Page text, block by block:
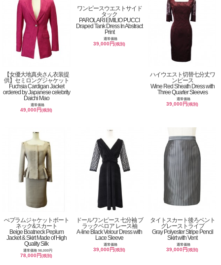
【女優大地真央さん衣装提
供】セミロングジャケット
Fuchsia Cardigan Jacket
ordered by Japanese celebrity
Daichi Mao
通常価格
49,000円(税別)
ワンピースウエストサイド
タック
PAROLARI EMILIO PUCCI
Draped Tank Dress In Abstract
Print
通常価格
39,000円(税別)
ハイウエスト切替七分丈ワ
ンピース
Wine Red Sheath Dress with
Three Quarter Sleeves
通常価格
39,000円(税別)
ぺプラムジャケットボート
ネック&スカート
Beige Boatneck Peplum
Jacket & Skirt Made of High
Quality Silk
通常価格 98,000円
78,000円(税別)
ドールワンピース 七分袖 ブ
ラックベロア レース袖
A-line Black Velour Dress with
Lace Sleeve
通常価格
39,000円(税別)
タイトスカート後ろベント
グレーストライプ
Gray Polyester Stripe Pencil
Skirt with Vent
通常価格
39,000円(税別)